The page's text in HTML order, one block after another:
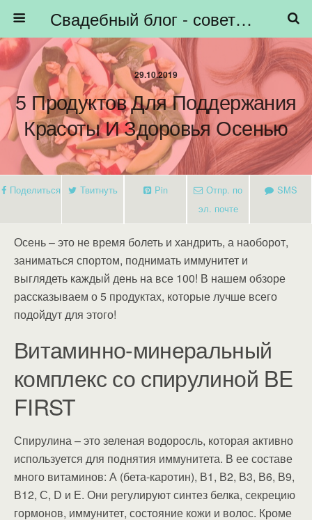
Свадебный блог - советы невестам, подготовка к свадьбе - HiBride
29.10.2019
5 Продуктов Для Поддержания
Красоты И Здоровья Осенью
Поделиться Твитнуть Pin
Отпр. по
эл. почте
SMS
Осень – это не время болеть и хандрить, а наоборот,
заниматься спортом, поднимать иммунитет и
выглядеть каждый день на все 100! В нашем обзоре
рассказываем о 5 продуктах, которые лучше всего
подойдут для этого!
Витаминно-минеральный
комплекс со спирулиной BE
FIRST
Спирулина – это зеленая водоросль, которая активно
используется для поднятия иммунитета. В ее составе
много витаминов: А (бета-каротин), В1, В2, В3, В6, В9,
В12, С, D и Е. Они регулируют синтез белка, секрецию
гормонов, иммунитет, состояние кожи и волос. Кроме